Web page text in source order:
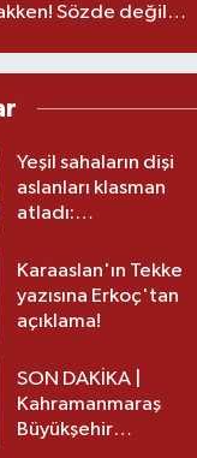
Sözde değil
Yeşil sahaların dişi
aslanları klasman
atladı:
üst lige iki transfer!
Karaaslan'ın Tekke
yazısına Erkoç'tan
açıklama!
SON DAKİKA |
Kahramanmaraş
Büyükşehir